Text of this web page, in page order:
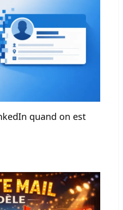
quand on est